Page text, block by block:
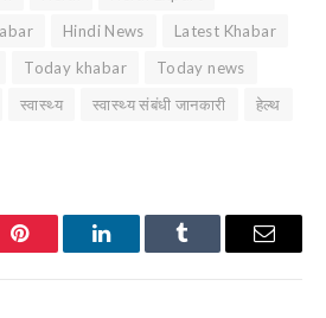
Hindi News
Latest Khabar
Today khabar
Today news
स्वास्थ्य स्वास्थ्य संबंधी जानकारी
हेल्थ
Pinterest LinkedInTumblr Email